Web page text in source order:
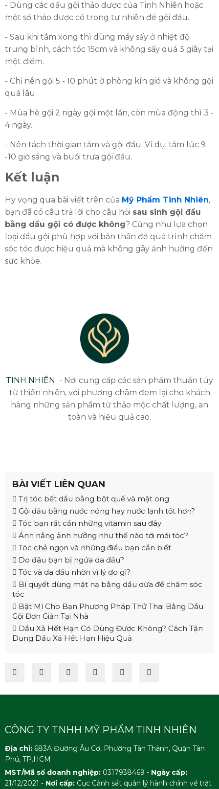
- Dùng các dầu gội thảo dược của Tinh Nhiên hoặc
một số thảo dược có trong tự nhiên để gội đầu.
- Sau khi tắm xong thì dùng máy sấy ở nhiệt độ
trung bình, cách tóc 15cm và không sấy quá 3 giây tại
một điểm.
- Chỉ nên gội 5 - 10 phút ở phòng kín gió và không gội
quá lâu.
- Mùa hè gội 2 ngày gội một lần, còn mùa động thì 3 -
4 ngày.
- Nên tách thời gian tắm và gội đầu. Ví dụ: tắm lúc 9
-10 giờ sáng và buổi trưa gội đầu.
Kết luận
Hy vọng qua bài viết trên của Mỹ Phẩm Tinh Nhiên,
bạn đã có câu trả lời cho câu hỏi sau sinh gội đầu
bằng dầu gội có được không? Cũng như lựa chọn
loại dầu gội phù hợp với bản thân để quá trình chăm
sóc tóc được hiệu quả mà không gây ảnh hưởng đến
sức khỏe.
TINH NHIÊN
- Nơi cung cấp các sản phẩm thuần túy
từ thiên nhiên, với phương châm đem lại cho khách
hàng những sản phẩm từ thảo mộc chất lượng, an
toàn và hiệu quả cao.
BÀI VIẾT LIÊN QUAN
Trị tóc bết dầu bằng bột quế và mật ong
Gội đầu bằng nước nóng hay nước lạnh tốt hơn?
Tóc bạn rất cần những vitamin sau đây
Ánh nắng ảnh hưởng như thế nào tới mái tóc?
Tóc chẻ ngọn và những điều bạn cần biết
Do đâu bạn bị ngứa da đầu?
Tóc và da đầu nhờn vì lý do gì?
Bí quyết dùng mặt nạ bằng dầu dừa để chăm sóc
tóc
Bật Mí Cho Bạn Phương Pháp Thử Thai Bằng Dầu
Gội Đơn Giản Tại Nhà
Dầu Xả Hết Hạn Có Dùng Được Không? Cách Tận
Dụng Dầu Xả Hết Hạn Hiệu Quả
CÔNG TY TNHH MỸ PHẨM TINH NHIÊN
Địa chỉ: 683A Đường Âu Cơ, Phường Tân Thành, Quận Tân
Phú, TP.HCM
MST/Mã số doanh nghiệp: 0317938469 - Ngày cấp:
21/12/2021 - Nơi cấp: Cục Cảnh sát quản lý hành chính về trật